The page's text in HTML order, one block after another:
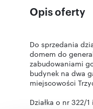
Opis oferty
Do sprzedania
domem do
zabudowaniami
budynek na dwa
miejscowości
Działka o nr 322/1